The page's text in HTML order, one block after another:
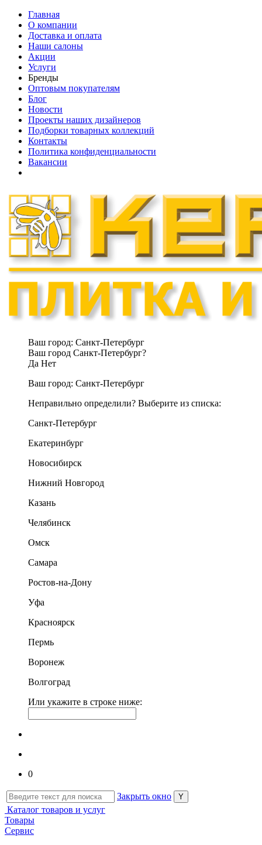
Главная
О компании
Доставка и оплата
Наши cалоны
Акции
Услуги
Бренды
Оптовым покупателям
Блог
Новости
Проекты наших дизайнеров
Подборки товарных коллекций
Контакты
Политика конфиденциальности
Вакансии
Ваш город: Санкт-Петербург
Ваш город Санкт-Петербург?
Да Нет
Ваш город: Санкт-Петербург
Неправильно определили? Выберите из списка:
Санкт-Петербург
Екатеринбург
Новосибирск
Нижний Новгород
Казань
Челябинск
Омск
Самара
Ростов-на-Дону
Уфа
Красноярск
Пермь
Воронеж
Волгоград
Или укажите в строке ниже:
0
Закрыть окно
Каталог товаров и услуг
Товары
Сервис